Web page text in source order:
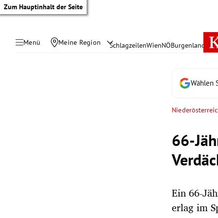
Zum Hauptinhalt der Seite
Menü Meine Region SchlagzeilenWienNÖBurgenland
Wählen
66-
Ein 66-
erlag im